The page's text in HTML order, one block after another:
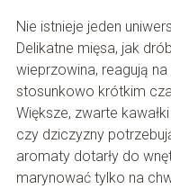
Nie istnieje jeden
Delikatne mięsa, jak
wieprzowina, reagują
stosunkowo krótkim
Większe, zwarte
czy dziczyzny
aromaty dotarły do
marynować tylko na